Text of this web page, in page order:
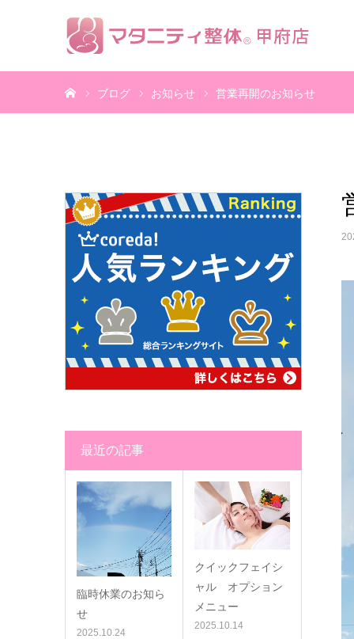
ブログ お知らせ 営業再開のお知
最近の記事
臨時休業のお知ら
せ
2025.10.24
クイックフェイシ
ャル オプション
メニュー
2025.10.14